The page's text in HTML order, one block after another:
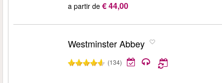
a partir de € 44,00
Westminster Abbey
(134)